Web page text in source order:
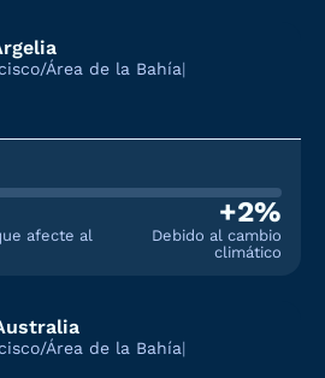
Área de la Bahía|
afecte al
+2%
Debido al cambio
climático
Área de la Bahía|